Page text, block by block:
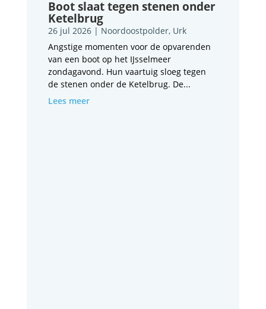
Boot slaat tegen stenen onder
Ketelbrug
26 jul 2026| Noordoostpolder, Urk
Angstige momenten voor de opvarenden
van een boot op het IJsselmeer
zondagavond. Hun vaartuig sloeg tegen
de stenen onder de Ketelbrug. De...
Lees meer